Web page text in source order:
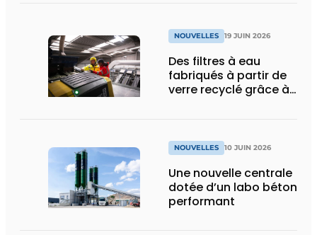
objectifs de durabilité
NOUVELLES 19 JUIN 2026
Des filtres à eau
fabriqués à partir de
verre recyclé grâce à
NOUVELLES 10 JUIN 2026
Une nouvelle centrale
dotée d’un labo béton
performant